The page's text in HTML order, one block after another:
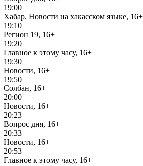
19:00
Хабар. Новости на хакасском языке, 16+
19:10
Регион 19, 16+
19:20
Главное к этому часу, 16+
19:30
Новости, 16+
19:50
Солбан, 16+
20:00
Новости, 16+
20:23
Вопрос дня, 16+
20:33
Новости, 16+
20:53
Главное к этому часу, 16+